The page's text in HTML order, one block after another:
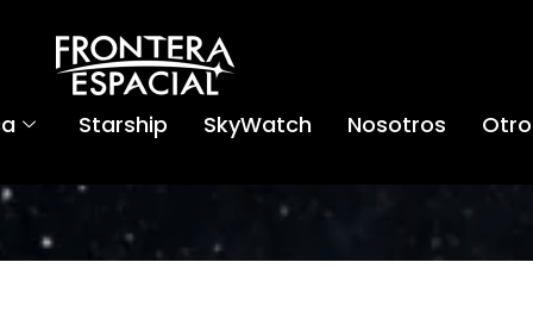
Starship SkyWatch Nosotros